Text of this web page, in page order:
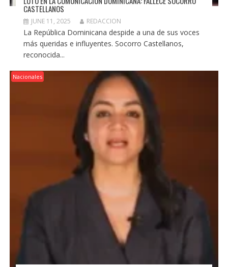
CASTELLANOS
JUNE 11, 2025 REDACCION
La República Dominicana despide a una de sus voces
más queridas e influyentes. Socorro Castellanos,
reconocida...
Nacionales